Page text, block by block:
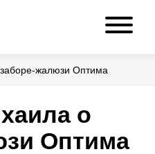
жалюзи Оптима
о
Оптима